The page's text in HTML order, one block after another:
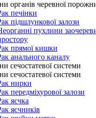
органів черевної
печінки
підшлункової залози
пухлини
прямої кишки
анального каналу
сечостатевої системи
сечостатевої системи
нирки
передміхурової залози
яєчка
яєчників